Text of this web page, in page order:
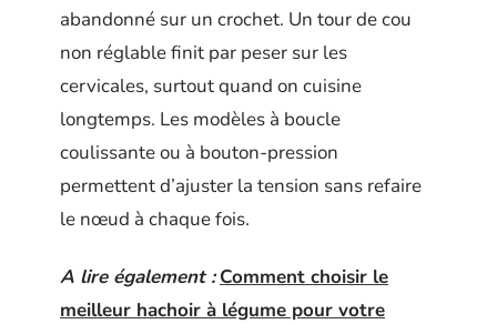
abandonné sur un crochet. Un tour de cou
non réglable finit par peser sur les
cervicales, surtout quand on cuisine
longtemps. Les modèles à boucle
coulissante ou à bouton-pression
permettent d’ajuster la tension sans refaire
le nœud à chaque fois.
A lire également : Comment choisir le
meilleur hachoir à légume pour votre